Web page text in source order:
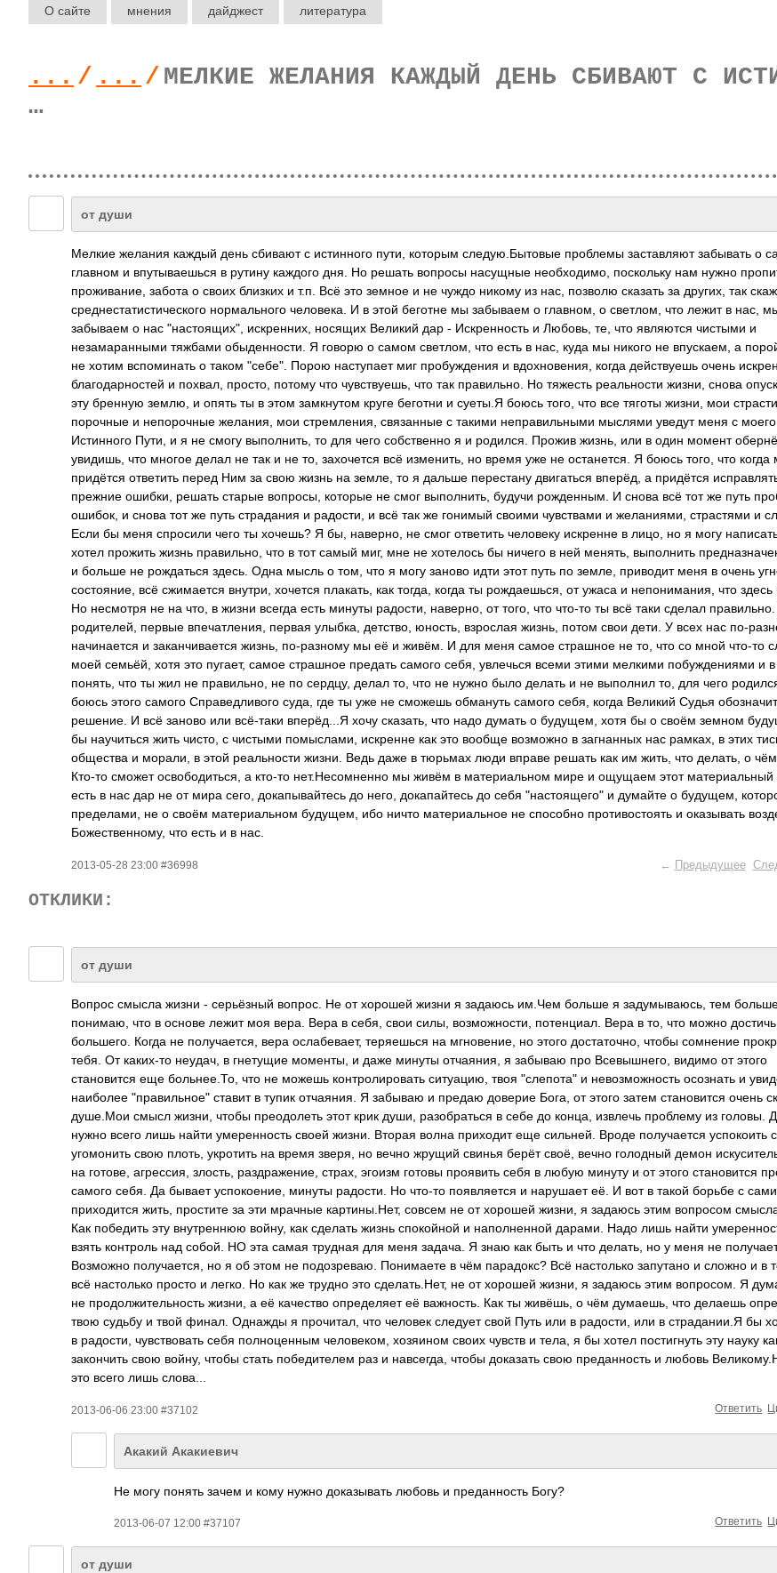
О сайте мнения дайджест литература
... / ... / МЕЛКИЕ ЖЕЛАНИЯ КАЖДЫЙ ДЕНЬ СБИВАЮТ С
…
от души
Мелкие желания каждый день сбивают с истинного пути, которым следую.Бытовые проблемы заставляют забывать о
главном и впутываешься в рутину каждого дня. Но решать вопросы насущные необходимо, поскольку нам нужно
проживание, забота о своих близких и т.п. Всё это земное и не чуждо никому из нас, позволю сказать за других, так
среднестатистиче­ского нормального человека. И в этой беготне мы забываем о главном, о светлом, что лежит в нас,
забываем о нас "настоящих", искренних, носящих Великий дар - Искренность и Любовь, те, что являются чистыми и
незамаранными тяжбами обыденности. Я говорю о самом светлом, что есть в нас, куда мы никого не впускаем, а
не хотим вспоминать о таком "себе". Порою наступает миг пробуждения и вдохновения, когда действуешь очень
благодарностей и похвал, просто, потому что чувствуешь, что так правильно. Но тяжесть реальности жизни, снова
эту бренную землю, и опять ты в этом замкнутом круге беготни и суеты.Я боюсь того, что все тяготы жизни, мои
порочные и непорочные желания, мои стремления, связанные с такими неправильными мыслями уведут меня с моего
Истинного Пути, и я не смогу выполнить, то для чего собственно я и родился. Прожив жизнь, или в один момент
увидишь, что многое делал не так и не то, захочется всё изменить, но время уже не останется. Я боюсь того, что когда
придётся ответить перед Ним за свою жизнь на земле, то я дальше перестану двигаться вперёд, а придётся
прежние ошибки, решать старые вопросы, которые не смог выполнить, будучи рожденным. И снова всё тот же путь
ошибок, и снова тот же путь страдания и радости, и всё так же гонимый своими чувствами и желаниями, страстями и
Если бы меня спросили чего ты хочешь? Я бы, наверно, не смог ответить человеку искренне в лицо, но я могу
хотел прожить жизнь правильно, что в тот самый миг, мне не хотелось бы ничего в ней менять, выполнить
и больше не рождаться здесь. Одна мысль о том, что я могу заново идти этот путь по земле, приводит меня в очень
состояние, всё сжимается внутри, хочется плакать, как тогда, когда ты рождаешься, от ужаса и непонимания, что здесь
Но несмотря не на что, в жизни всегда есть минуты радости, наверно, от того, что что-то ты всё таки сделал
родителей, первые впечатления, первая улыбка, детство, юность, взрослая жизнь, потом свои дети. У всех нас по-
начинается и заканчивается жизнь, по-разному мы её и живём. И для меня самое страшное не то, что со мной что-то
моей семьёй, хотя это пугает, самое страшное предать самого себя, увлечься всеми этими мелкими побуждениями и в
понять, что ты жил не правильно, не по сердцу, делал то, что не нужно было делать и не выполнил то, для чего
боюсь этого самого Справедливого суда, где ты уже не сможешь обмануть самого себя, когда Великий Судья
решение. И всё заново или всё-таки вперёд...Я хочу сказать, что надо думать о будущем, хотя бы о своём земном
бы научиться жить чисто, с чистыми помыслами, искренне как это вообще возможно в загнанных нас рамках, в этих
общества и морали, в этой реальности жизни. Ведь даже в тюрьмах люди вправе решать как им жить, что делать, о
Кто-то сможет освободиться, а кто-то нет.Несомненно мы живём в материальном мире и ощущаем этот
есть в нас дар не от мира сего, докапывайтесь до него, докапайтесь до себя "настоящего" и думайте о будущем,
пределами, не о своём материальном будущем, ибо ничто материальное не способно противостоять и оказывать
Божественному, что есть и в нас.
2013-05-28 23:00 #36998 ← Предыдущее
ОТКЛИКИ:
от души
Вопрос смысла жизни - серьёзный вопрос. Не от хорошей жизни я задаюсь им.Чем больше я задумываюсь, тем
понимаю, что в основе лежит моя вера. Вера в себя, свои силы, возможности, потенциал. Вера в то, что можно достичь
большего. Когда не получается, вера ослабевает, теряешься на мгновение, но этого достаточно, чтобы сомнение
тебя. От каких-то неудач, в гнетущие моменты, и даже минуты отчаяния, я забываю про Всевышнего, видимо от этого
становится еще больнее.То, что не можешь контролировать ситуацию, твоя "слепота" и невозможность осознать и
наиболее "правильное" ставит в тупик отчаяния. Я забываю и предаю доверие Бога, от этого затем становится очень
душе.Мои смысл жизни, чтобы преодолеть этот крик души, разобраться в себе до конца, извлечь проблему из головы.
нужно всего лишь найти умеренность своей жизни. Вторая волна приходит еще сильней. Вроде получается успокоить
угомонить свою плоть, укротить на время зверя, но вечно жрущий свинья берёт своё, вечно голодный демон
на готове, агрессия, злость, раздражение, страх, эгоизм готовы проявить себя в любую минуту и от этого становится
самого себя. Да бывает успокоение, минуты радости. Но что-то появляется и нарушает её. И вот в такой борьбе с
приходится жить, простите за эти мрачные картины.Нет, совсем не от хорошей жизни, я задаюсь этим вопросом
Как победить эту внутреннюю войну, как сделать жизнь спокойной и наполненной дарами. Надо лишь найти
взять контроль над собой. НО эта самая трудная для меня задача. Я знаю как быть и что делать, но у меня не
Возможно получается, но я об этом не подозреваю. Понимаете в чём парадокс? Всё настолько запутано и сложно и в
всё настолько просто и легко. Но как же трудно это сделать.Нет, не от хорошей жизни, я задаюсь этим вопросом. Я
не продолжительност­ь жизни, а её качество определяет её важность. Как ты живёшь, о чём думаешь, что делаешь
твою судьбу и твой финал. Однажды я прочитал, что человек следует свой Путь или в радости, или в страдании.Я бы
в радости, чувствовать себя полноценным человеком, хозяином своих чувств и тела, я бы хотел постигнуть эту науку
закончить свою войну, чтобы стать победителем раз и навсегда, чтобы доказать свою преданность и любовь
это всего лишь слова...
2013-06-06 23:00 #37102 Ответить
Акакий Акакиевич
Не могу понять зачем и кому нужно доказывать любовь и преданность Богу?
2013-06-07 12:00 #37107 Ответить
от души